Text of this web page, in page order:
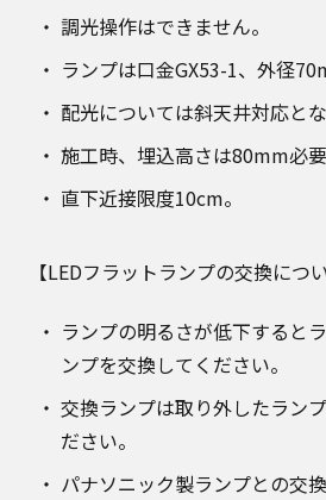
調光操作はできません。
ランプは口金GX53-1、外径
配光については斜天井対応と
施工時、埋込高さは80mm必要
直下近接限度10cm。
【LEDフラットランプの交換につ
ランプの明るさが低下すると
ンプを交換してください。
交換ランプは取り外したラン
ださい。
パナソニック製ランプとの交